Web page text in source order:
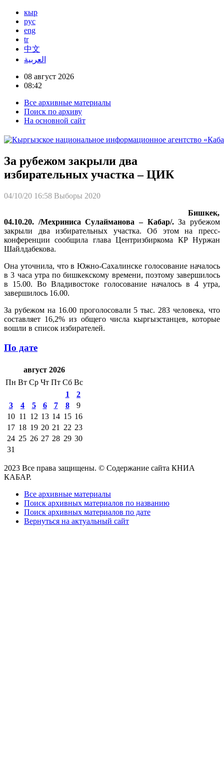
кыр
рус
eng
tr
中文
العربية
08 август 2026
08:42
Все архивные материалы
Поиск по архиву
На основной сайт
За рубежом закрыли два
избирательных участка – ЦИК
04/10/20 16:58 Выборы 2020
Бишкек,
04.10.20. /Мехриниса Сулайманова – Кабар/.За рубежом
закрыли два избирательных участка. Об этом на пресс-
конференции сообщила глава Центризбиркома КР Нуржан
Шайлдабекова.
Она уточнила, что в Южно-Сахалинске голосование началось
в 3 часа утра по бишкекскому времени, поэтому завершилось
в 15.00. Во Владивостоке голосование началось в 4 утра,
завершилось 16.00.
За рубежом на 16.00 проголосовали 5 тыс. 283 человека, что
составляет 16,2% из общего числа кыргызстанцев, которые
вошли в список избирателей.
По дате
август 2026
Пн Вт Ср Чт Пт Сб Вс
1
2
3
4 5 6 7 8
9
10 11 12 13 14 15 16
17 18 19 20 21 22 23
24 25 26 27 28 29 30
31
2023 Все права защищены. © Содержание сайта КНИА
КАБАР.
Все архивные материалы
Поиск архивных материалов по названию
Поиск архивных материалов по дате
Вернуться на актуальный сайт